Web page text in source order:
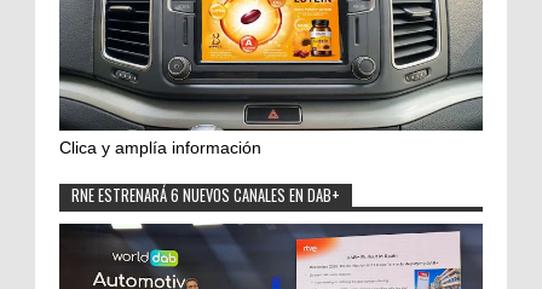
Clica y amplía información
RNE ESTRENARÁ 6 NUEVOS CANALES EN DAB+